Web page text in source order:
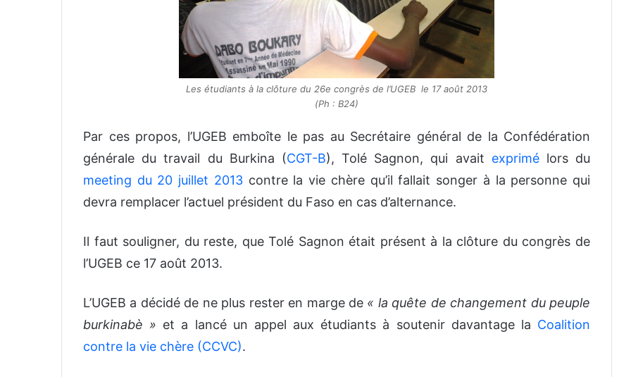
Les étudiants à la clôture du 26e congrès de l’UGEB le 17 août 2013
(Ph : B24)
Par ces propos, l’UGEB emboîte le pas au Secrétaire général de la Confédération
générale du travail du Burkina (CGT-B), Tolé Sagnon, qui avait exprimé lors du
meeting du 20 juillet 2013 contre la vie chère qu’il fallait songer à la personne qui
devra remplacer l’actuel président du Faso en cas d’alternance.
Il faut souligner, du reste, que Tolé Sagnon était présent à la clôture du congrès de
l’UGEB ce 17 août 2013.
L’UGEB a décidé de ne plus rester en marge de « la quête de changement du peuple
burkinabè » et a lancé un appel aux étudiants à soutenir davantage la Coalition
contre la vie chère (CCVC).